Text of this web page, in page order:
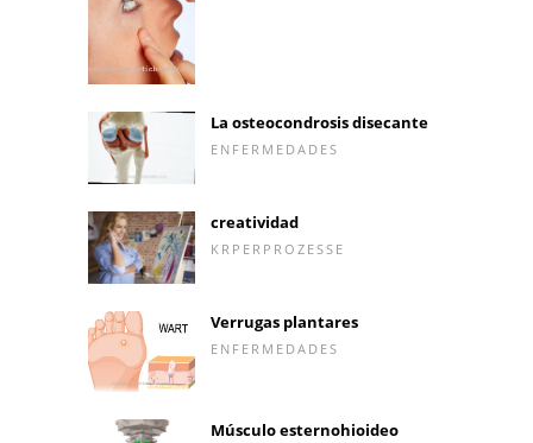
La osteocondrosis disecante
ENFERMEDADES
creatividad
KRPERPROZESSE
Verrugas plantares
ENFERMEDADES
Músculo esternohioideo